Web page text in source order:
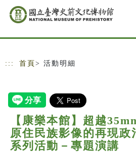
跳到主要內容
網站導覽
::: 首頁 > 活動明細
【康樂本館】超越
原住民族影像的再現政
系列活動－專題演講